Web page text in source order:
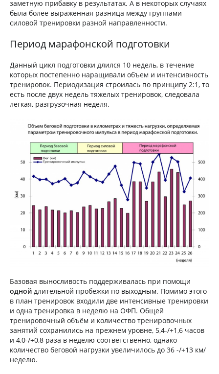
заметную прибавку в результатах. А в некоторых случаях
была более выраженная разница между группами
силовой тренировки разной направленности.
Период марафонской подготовки
Данный цикл подготовки длился 10 недель, в течение
которых постепенно наращивали объем и интенсивность
тренировок. Периодизация строилась по принципу 2:1, то
есть после двух недель тяжелых тренировок, следовала
легкая, разгрузочная неделя.
Базовая выносливость поддерживалась при помощи
одной длительной пробежки по выходным. Помимо этого
в план тренировок входили две интенсивные тренировки
и одна тренировка в неделю на ОФП. Общей
тренировочный объём и количество тренировочных
занятий сохранились на прежнем уровне, 5,4-/+1,6 часов
и 4,0-/+0,8 раза в неделю соответственно, однако
количество беговой нагрузки увеличилось до 36 -/+13 км/
неделю.